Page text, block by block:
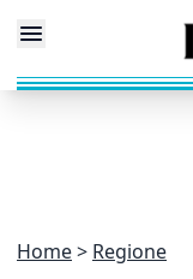
Home Regione